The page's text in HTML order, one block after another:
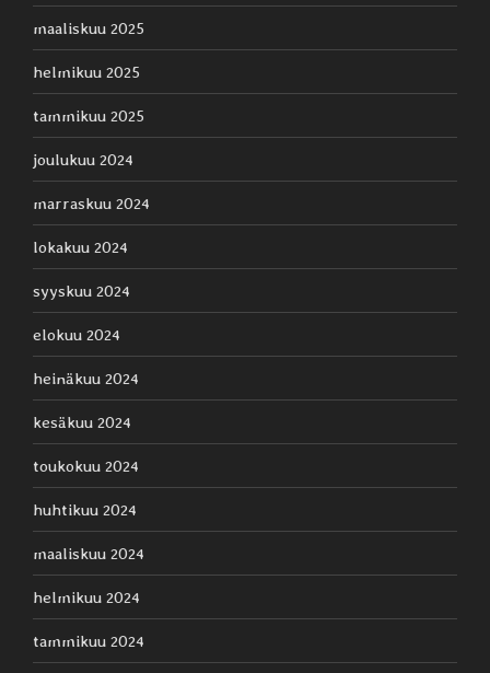
maaliskuu 2025
helmikuu 2025
tammikuu 2025
joulukuu 2024
marraskuu 2024
lokakuu 2024
syyskuu 2024
elokuu 2024
heinäkuu 2024
kesäkuu 2024
toukokuu 2024
huhtikuu 2024
maaliskuu 2024
helmikuu 2024
tammikuu 2024